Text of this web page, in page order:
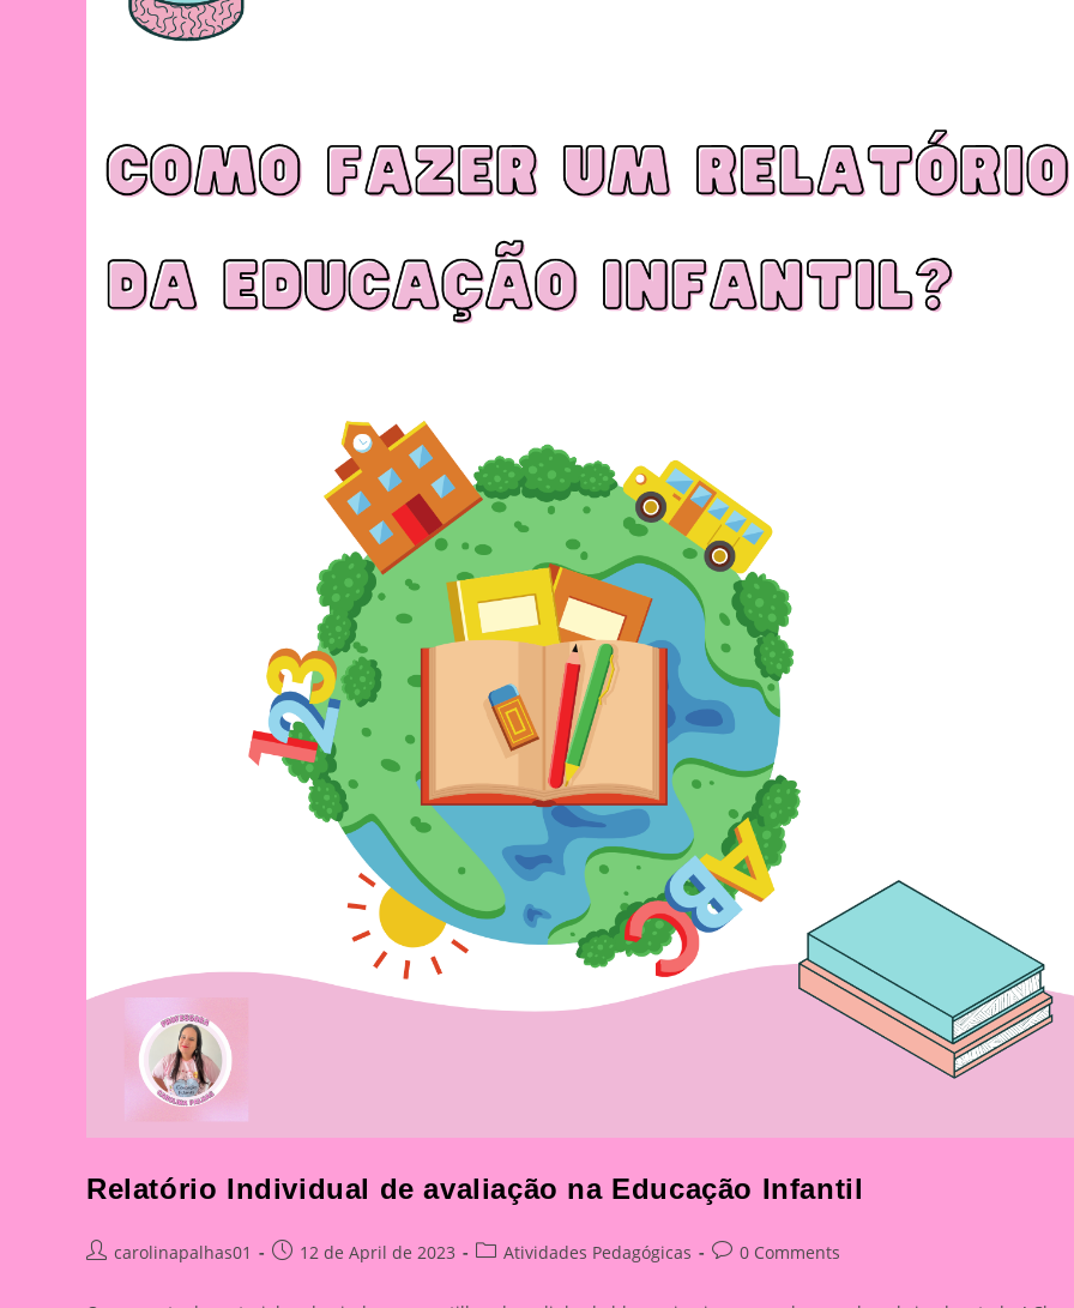
Relatório Individual de avaliação na Educação Infantil
Postcarolinapalhas01
Post12 de April de 2023
PostAtividades Pedagógicas
Post0 Comments